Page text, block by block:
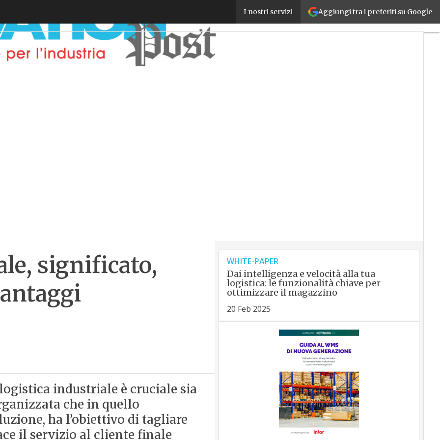
Aggiungi tra i preferiti su Google
I nostri servizi
Logistica industriale, significato, come funziona e
significato,
industriale è cruciale sia
che in quello
ha l’obiettivo di tagliare
il servizio al cliente finale
WHITE-PAPER
Dai intelligenza e velocità alla tua
logistica: le funzionalità chiave per
ottimizzare il magazzino
20 Feb 2025